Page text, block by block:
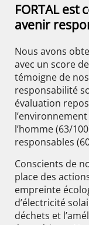
FORTAL est
avenir
Nous avons
avec un score
témoigne de
responsabilité
évaluation
l’homme (63/
responsables
Conscients de
place des
empreinte
d’électricité
déchets et